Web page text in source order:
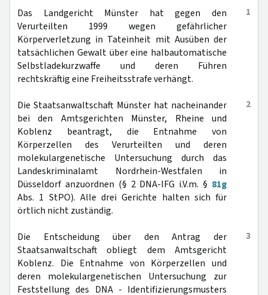
1
Das Landgericht Münster hat gegen den
Verurteilten 1999 wegen gefährlicher
Körperverletzung in Tateinheit mit Ausüben der
tatsächlichen Gewalt über eine halbautomatische
Selbstladekurzwaffe und deren Führen
rechtskräftig eine Freiheitsstrafe verhängt.
2
Die Staatsanwaltschaft Münster hat nacheinander
bei den Amtsgerichten Münster, Rheine und
Koblenz beantragt, die Entnahme von
Körperzellen des Verurteilten und deren
molekulargenetische Untersuchung durch das
Landeskriminalamt Nordrhein-Westfalen in
Düsseldorf anzuordnen (§ 2 DNA-IFG i.V.m. § 81g
Abs. 1 StPO). Alle drei Gerichte halten sich für
örtlich nicht zuständig.
3
Die Entscheidung über den Antrag der
Staatsanwaltschaft obliegt dem Amtsgericht
Koblenz. Die Entnahme von Körperzellen und
deren molekulargenetischen Untersuchung zur
Feststellung des DNA - Identifizierungsmusters